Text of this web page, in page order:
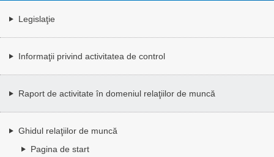
Legislaţie
Informaţii privind activitatea de control
Raport de activitate în domeniul relaţiilor de muncă
Ghidul relaţiilor de muncă
Pagina de start